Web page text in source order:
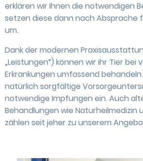
erklären wir Ihnen die notwendigen
setzen diese dann nach Absprache
um.
Dank der modernen
„Leistungen“) können wir ihr Tier bei
Erkrankungen umfassend
natürlich sorgfältige
notwendige Impfungen ein. Auch
Behandlungen wie Naturheilmedizin
zählen seit jeher zu unserem